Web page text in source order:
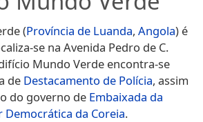
(Província de Luanda, Angola) é
se na Avenida Pedro de C.
Mundo Verde encontra-se
de Destacamento de Polícia, assim
do governo de Embaixada da
Democrática da Coreia.